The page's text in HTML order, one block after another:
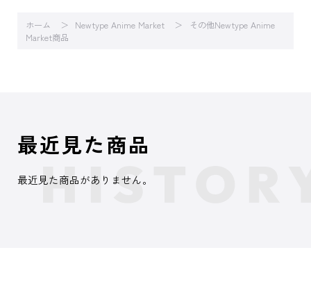
ホーム Newtype Anime Market
その他Newtype Anime
Market商品
最近見た商品
最近見た商品がありません。